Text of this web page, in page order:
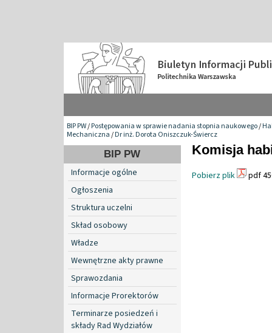
BIP PW/Postępowania w sprawie nadania stopnia naukowego/
Mechaniczna/Dr inż. Dorota Oniszczuk-Świercz
BIP PW
Informacje ogólne
Ogłoszenia
Struktura uczelni
Skład osobowy
Władze
Wewnętrzne akty prawne
Sprawozdania
Informacje Prorektorów
Terminarze posiedzeń i
składy Rad Wydziałów
Komisja
Pobierz plik pdf